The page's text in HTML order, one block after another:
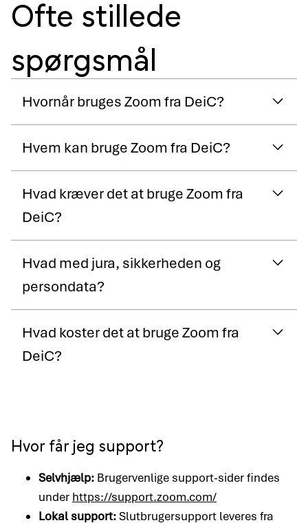
Ofte stillede
spørgsmål
Hvornår bruges Zoom fra DeiC?
Hvem kan bruge Zoom fra DeiC?
Hvad kræver det at bruge Zoom fra
DeiC?
Hvad med jura, sikkerheden og
persondata?
Hvad koster det at bruge Zoom fra
DeiC?
Hvor får jeg support?
Selvhjælp: Brugervenlige support-sider findes
under https://support.zoom.com/
Lokal support:Slutbrugersupport leveres fra